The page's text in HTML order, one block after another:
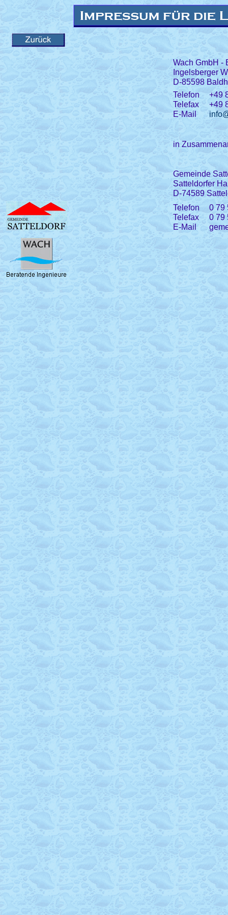
Wach GmbH -
Ingelsberger
D-85598
Telefon
Telefax
E-Mail
+49
+49
in
Gemeinde
Satteldorfer
D-74589
Telefon
Telefax
E-Mail
0 79
0 79